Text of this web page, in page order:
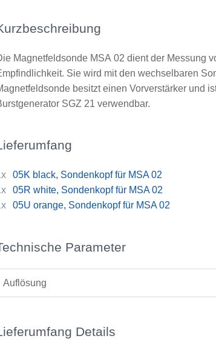
Magnetfeldsonde MSA 02 dient der Messung
Sie wird mit den wechselbaren
besitzt einen Vorverstärker und
SGZ 21 verwendbar.
05K black, Sondenkopf für MSA 02
05R white, Sondenkopf für MSA 02
05U orange, Sondenkopf für MSA 02
Parameter
Auflösung
Details